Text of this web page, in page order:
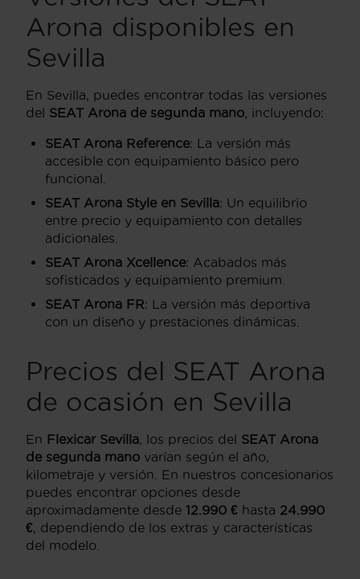
Arona disponibles en
Sevilla
En Sevilla, puedes encontrar todas las versiones
del SEAT Arona de segunda mano , incluyendo:
SEAT Arona Reference: La versión más
accesible con equipamiento básico pero
funcional.
SEAT Arona Style en Sevilla: Un equilibrio
entre precio y equipamiento con detalles
adicionales.
SEAT Arona Xcellence: Acabados más
sofisticados y equipamiento premium.
SEAT Arona FR: La versión más deportiva
con un diseño y prestaciones dinámicas.
Precios del SEAT Arona
de ocasión en Sevilla
En Flexicar Sevilla , los precios del SEAT Arona
de segunda mano varían según el año,
kilometraje y versión. En nuestros concesionarios
puedes encontrar opciones desde
aproximadamente desde 12.990 € hasta 24.990
€ , dependiendo de los extras y características
del modelo.